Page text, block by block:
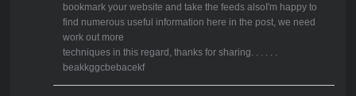
bookmark your website and take the feeds alsoI'm happy to
find numerous useful information here in the post, we need
work out more
techniques in this regard, thanks for sharing. . . . . .
beakkggcbebacekf